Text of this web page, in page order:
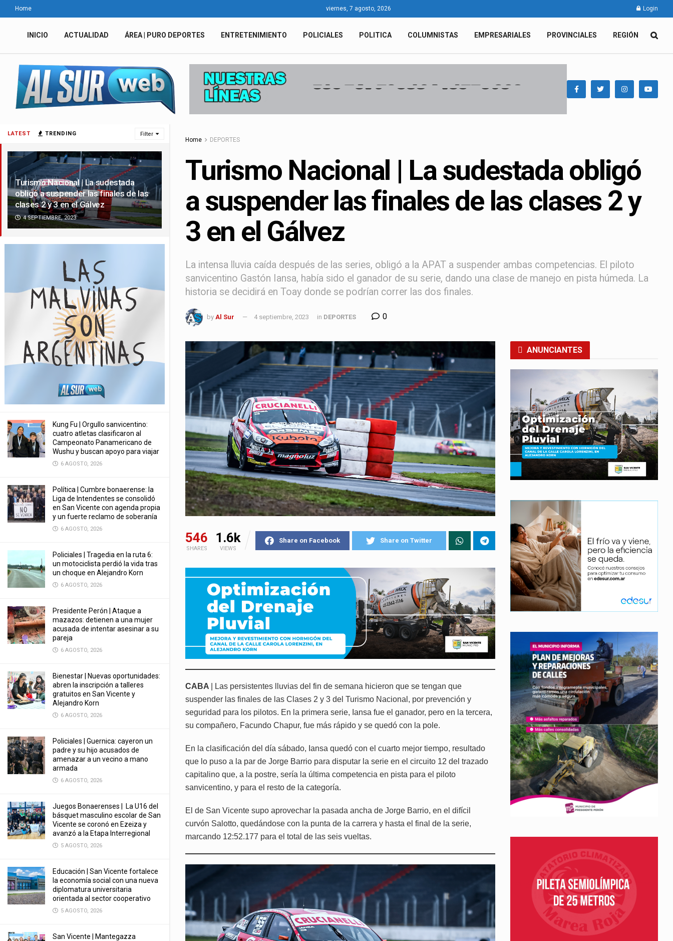
LATEST TRENDING Filter
Turismo Nacional | La sudestada
obligó a suspender las finales de las
clases 2 y 3 en el Gálvez
4 SEPTIEMBRE, 2023
Kung Fu | Orgullo sanvicentino:
cuatro atletas clasificaron al
Campeonato Panamericano de
Wushu y buscan apoyo para viajar
6 AGOSTO, 2026
Política | Cumbre bonaerense: la
Liga de Intendentes se consolidó
en San Vicente con agenda propia
y un fuerte reclamo de soberanía
6 AGOSTO, 2026
Policiales | Tragedia en la ruta 6:
un motociclista perdió la vida tras
un choque en Alejandro Korn
6 AGOSTO, 2026
Presidente Perón | Ataque a
mazazos: detienen a una mujer
acusada de intentar asesinar a su
pareja
6 AGOSTO, 2026
Bienestar | Nuevas oportunidades:
abren la inscripción a talleres
gratuitos en San Vicente y
Alejandro Korn
6 AGOSTO, 2026
Policiales | Guernica: cayeron un
padre y su hijo acusados de
amenazar a un vecino a mano
armada
6 AGOSTO, 2026
Juegos Bonaerenses | La U16 del
básquet masculino escolar de San
Vicente se coronó en Ezeiza y
avanzó a la Etapa Interregional
5 AGOSTO, 2026
Educación | San Vicente fortalece
la economía social con una nueva
diplomatura universitaria
orientada al sector cooperativo
5 AGOSTO, 2026
San Vicente | Mantegazza
Home viernes, 7 agosto, 2026 Login
INICIO ACTUALIDAD ÁREA | PURO DEPORTES ENTRETENIMIENTO POLICIALES POLITICA COLUMNISTAS EMPRESARIALES PROVINCIALES REGIÓN
Home DEPORTES
Turismo Nacional | La sudestada obligó
a suspender las finales de las clases 2 y
3 en el Gálvez
La intensa lluvia caída después de las series, obligó a la APAT a suspender ambas competencias. El piloto
sanvicentino Gastón Iansa, había sido el ganador de su serie, dando una clase de manejo en pista húmeda. La
historia se decidirá en Toay donde se podrían correr las dos finales.
by Al Sur 4 septiembre, 2023 in DEPORTES 0
546
SHARES
1.6k
VIEWS
Share on Facebook Share on Twitter
CABA
| Las persistentes lluvias del fin de semana hicieron que se tengan que
suspender las finales de las Clases 2 y 3 del Turismo Nacional, por prevención y
seguridad para los pilotos. En la primera serie, Iansa fue el ganador, pero en la tercera,
su compañero, Facundo Chapur, fue más rápido y se quedó con la pole.
En la clasificación del día sábado, Iansa quedó con el cuarto mejor tiempo, resultado
que lo puso a la par de Jorge Barrio para disputar la serie en el circuito 12 del trazado
capitalino que, a la postre, sería la última competencia en pista para el piloto
sanvicentino, y para el resto de la categoría.
El de San Vicente supo aprovechar la pasada ancha de Jorge Barrio, en el difícil
curvón Salotto, quedándose con la punta de la carrera y hasta el final de la serie,
marcando 12:52.177 para el total de las seis vueltas.
ANUNCIANTES